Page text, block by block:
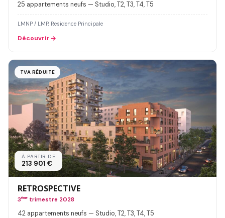
25 appartements neufs — Studio, T2, T3, T4, T5
LMNP / LMP, Residence Principale
Découvrir
TVA RÉDUITE
À PARTIR DE
213 901 €
RETROSPECTIVE
3ème trimestre 2028
42 appartements neufs — Studio, T2, T3, T4, T5